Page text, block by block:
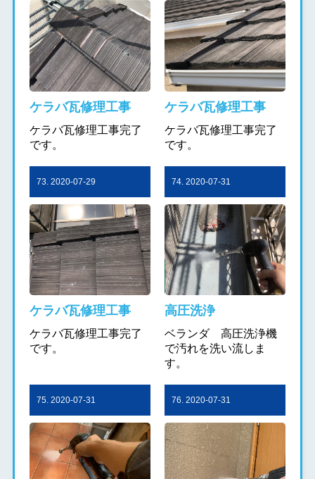
ケラバ瓦修理工事
ケラバ瓦修理工事完了
です。
ケラバ瓦修理工事
ケラバ瓦修理工事完了
です。
73. 2020-07-29
ケラバ瓦修理工事
ケラバ瓦修理工事完了
です。
74. 2020-07-31
高圧洗浄
ベランダ 高圧洗浄機
で汚れを洗い流しま
す。
75. 2020-07-31 76. 2020-07-31